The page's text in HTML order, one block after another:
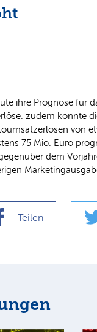
ihre Prognose für
zudem konnte
von
75 Mio. Euro
dem
Teilen